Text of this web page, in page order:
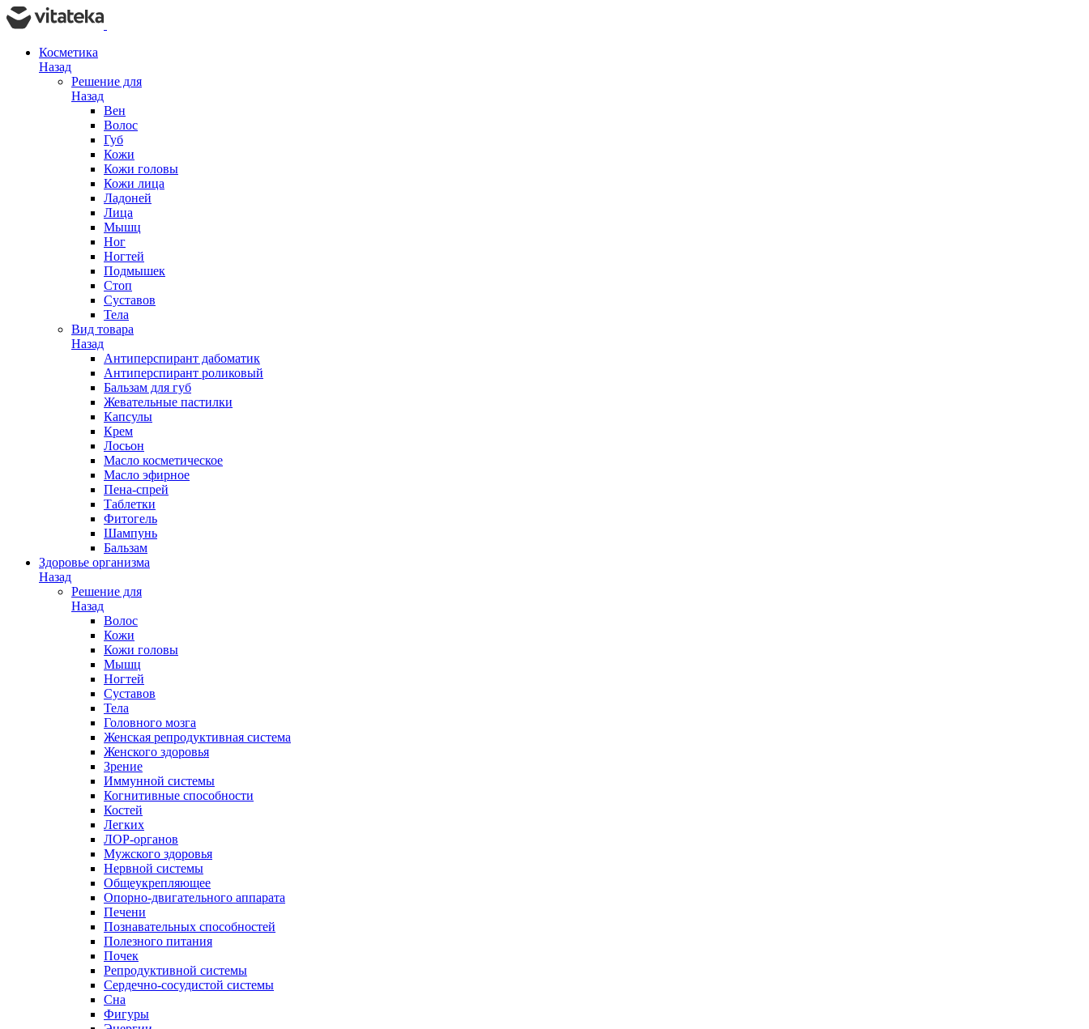
Косметика
Назад
Решение для
Назад
Вен
Волос
Губ
Кожи
Кожи головы
Кожи лица
Ладоней
Лица
Мышц
Ног
Ногтей
Подмышек
Стоп
Суставов
Тела
Вид товара
Назад
Антиперспирант дабоматик
Антиперспирант роликовый
Бальзам для губ
Жевательные пастилки
Капсулы
Крем
Лосьон
Масло косметическое
Масло эфирное
Пена-спрей
Таблетки
Фитогель
Шампунь
Бальзам
Здоровье организма
Назад
Решение для
Назад
Волос
Кожи
Кожи головы
Мышц
Ногтей
Суставов
Тела
Головного мозга
Женская репродуктивная система
Женского здоровья
Зрение
Иммунной системы
Когнитивные способности
Костей
Легких
ЛОР-органов
Мужского здоровья
Нервной системы
Общеукрепляющее
Опорно-двигательного аппарата
Печени
Познавательных способностей
Полезного питания
Почек
Репродуктивной системы
Сердечно-сосудистой системы
Сна
Фигуры